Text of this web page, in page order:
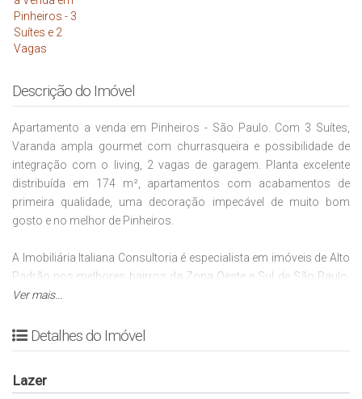
Descrição do Imóvel
Apartamento a venda em Pinheiros - São Paulo. Com 3 Suítes,
Varanda ampla gourmet com churrasqueira e possibilidade de
integração com o living, 2 vagas de garagem. Planta excelente
distribuída em 174 m², apartamentos com acabamentos de
primeira qualidade, uma decoração impecável de muito bom
gosto e no melhor de Pinheiros.
A Imobiliária Italiana Consultoria é especialista em imóveis de Alto
Padrão nos melhores bairros da Zona Oeste e Sul de São Paulo.
Fale conosco WhatsApp (11)95116.2558. Encontre outras
Italiana Consultoria.
bairro de São Paulo.
Ver mais...
Detalhes do Imóvel
Lazer